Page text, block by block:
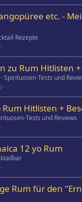
etc. -
Rezepte
zu Rum Hitlisten
Spirituosen-Tests und
Rum Hitlisten +
Tests und Reviews
12 yo Rum
Rum für den